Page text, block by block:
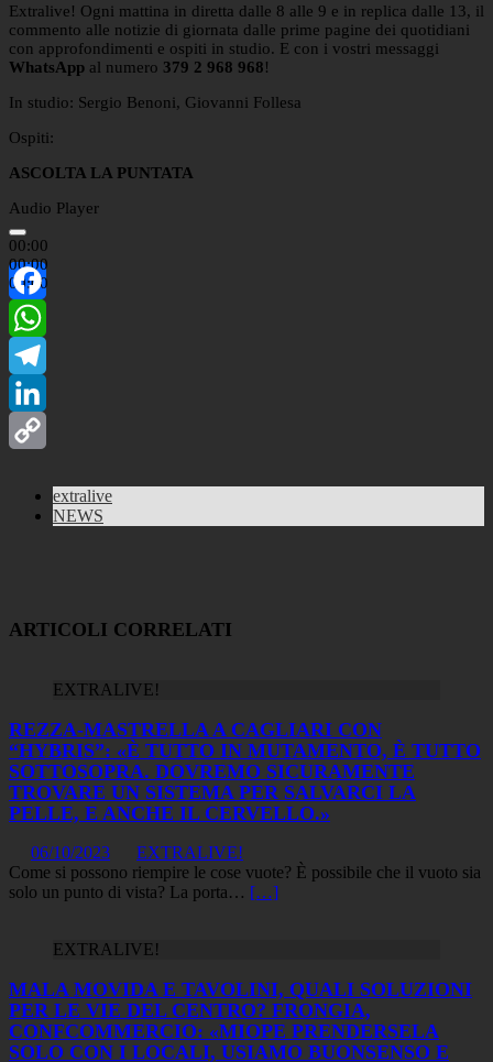
Extralive! Ogni mattina in diretta dalle 8 alle 9 e in replica dalle 13, il
commento alle notizie di giornata dalle prime pagine dei quotidiani
con approfondimenti e ospiti in studio. E con i vostri messaggi
WhatsApp al numero 379 2 968 968!
In studio: Sergio Benoni, Giovanni Follesa
Ospiti:
ASCOLTA LA PUNTATA
Audio Player
00:00
00:00
00:00
Facebook
WhatsApp
Telegram
LinkedIn
Link
extralive
NEWS
ARTICOLI CORRELATI
EXTRALIVE!
REZZA-MASTRELLA A CAGLIARI CON
“HYBRIS”: «È TUTTO IN MUTAMENTO, È TUTTO
SOTTOSOPRA. DOVREMO SICURAMENTE
TROVARE UN SISTEMA PER SALVARCI LA
PELLE, E ANCHE IL CERVELLO.»
06/10/2023
EXTRALIVE!
Come si possono riempire le cose vuote? È possibile che il vuoto sia
solo un punto di vista? La porta… […]
EXTRALIVE!
MALA MOVIDA E TAVOLINI, QUALI SOLUZIONI
PER LE VIE DEL CENTRO? FRONGIA,
CONFCOMMERCIO: «MIOPE PRENDERSELA
SOLO CON I LOCALI, USIAMO BUONSENSO E